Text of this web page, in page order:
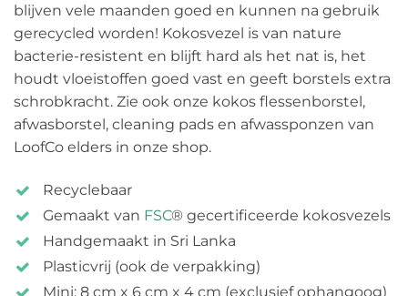
blijven vele maanden goed en kunnen na gebruik
gerecycled worden! Kokosvezel is van nature
bacterie-resistent en blijft hard als het nat is, het
houdt vloeistoffen goed vast en geeft borstels extra
schrobkracht. Zie ook onze kokos flessenborstel,
afwasborstel, cleaning pads en afwassponzen van
LoofCo elders in onze shop.
Recyclebaar
Gemaakt van FSC® gecertificeerde kokosvezels
Handgemaakt in Sri Lanka
Plasticvrij (ook de verpakking)
Mini: 8 cm x 6 cm x 4 cm (exclusief ophangoog)